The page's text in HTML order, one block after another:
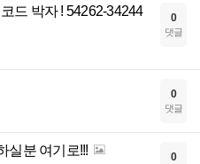
드 박자 ! 54262-34244
0
댓글
0
댓글
실분 여기로!!! 0